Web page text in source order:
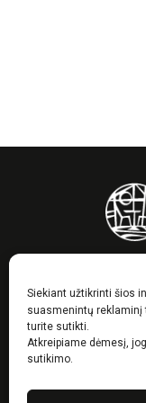
Siekiant užtikrinti šios
suasmenintų reklaminį
turite sutikti.
Atkreipiame dėmesį,
sutikimo.